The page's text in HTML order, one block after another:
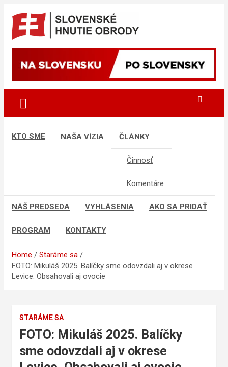
content
SLOVENSKÉ HNUTIE OBRODY
KTO SME NAŠA VÍZIA ČLÁNKY
Činnosť
Komentáre
NÁŠ PREDSEDA VYHLÁSENIA AKO SA PRIDAŤ
PROGRAM KONTAKTY
Home
Staráme sa
FOTO: Mikuláš 2025. Balíčky sme odovzdali aj v okrese
Levice. Obsahovali aj ovocie
STARÁME SA
FOTO: Mikuláš 2025. Balíčky
sme odovzdali aj v okrese